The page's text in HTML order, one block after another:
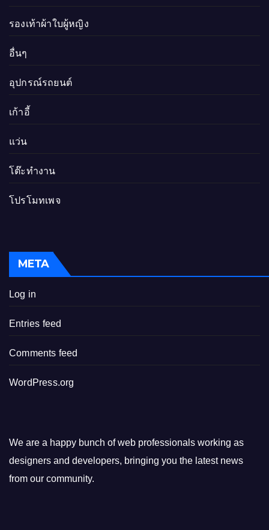
รองเท้าผ้าใบผู้หญิง
อื่นๆ
อุปกรณ์รถยนต์
เก้าอี้
แว่น
โต๊ะทำงาน
โปรโมทเพจ
META
Log in
Entries feed
Comments feed
WordPress.org
We are a happy bunch of web professionals working as
designers and developers, bringing you the latest news
from our community.